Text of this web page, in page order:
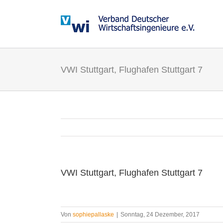
VWI Stuttgart, Flughafen Stuttgart 7
VWI Stuttgart, Flughafen Stuttgart 7
Von sophiepallaske | Sonntag, 24 Dezember, 2017